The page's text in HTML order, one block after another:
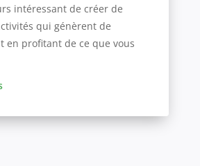
intéressant de créer de
qui génèrent de
en profitant de ce que vous